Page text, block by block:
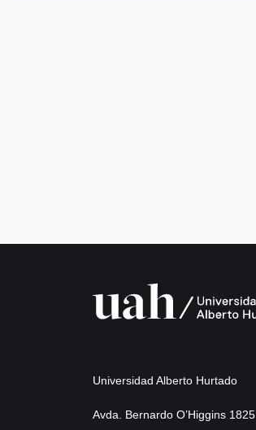
Universidad Alberto Hurtado
Avda. Bernardo O’Higgins 1825